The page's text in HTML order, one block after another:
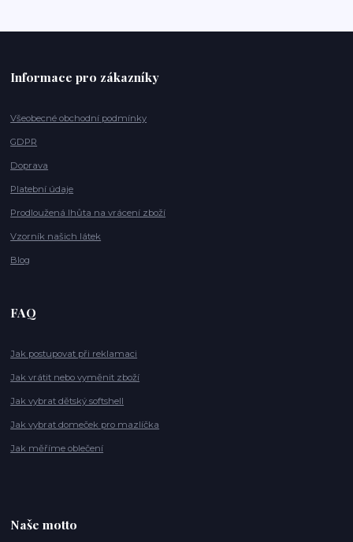
Informace pro zákazníky
Všeobecné obchodní podmínky
GDPR
Doprava
Platební údaje
Prodloužená lhůta na vrácení zboží
Vzorník našich látek
Blog
FAQ
Jak postupovat při reklamaci
Jak vrátit nebo vyměnit zboží
Jak vybrat dětský softshell
Jak vybrat domeček pro mazlíčka
Jak měříme oblečení
Naše motto